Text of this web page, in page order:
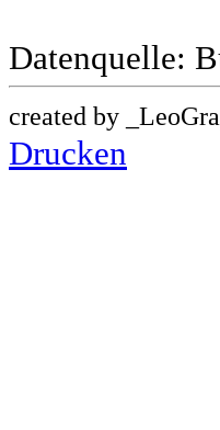
Datenquelle:
created by
Drucken